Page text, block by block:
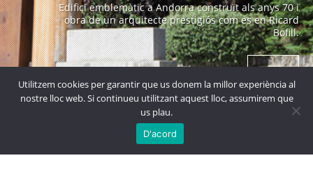
Edifici emblemàtic a Andorra construït als anys 70 i
obra de un arquitecte prestigiós com es en Ricard
Bofill.
+ info
PROJECTES
Utilitzem cookies per garantir que us donem la millor experiència al
nostre lloc web. Si continueu utilitzant aquest lloc, assumirem que
us plau.
D'acord